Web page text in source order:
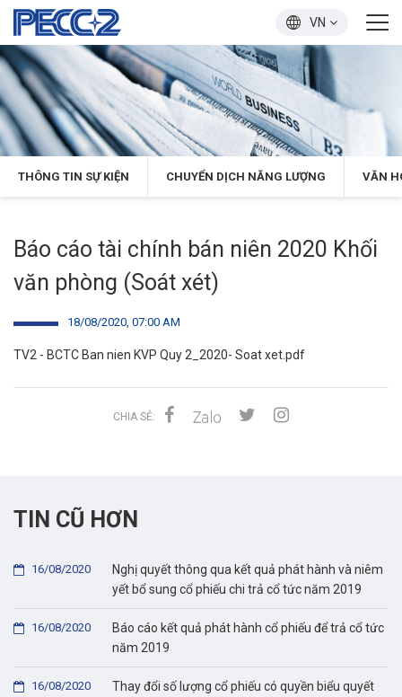
VN
THÔNG TIN SỰ KIỆN CHUYỂN DỊCH NĂNG LƯỢNG VĂN
Báo cáo tài chính bán niên 2020 Khối
văn phòng (Soát xét)
18/08/2020, 07:00 AM
TV2 - BCTC Ban nien KVP Quy 2_2020- Soat xet.pdf
CHIA SẺ:
TIN CŨ HƠN
Nghị quyết thông qua kết quả phát hành và niêm
yết bổ sung cổ phiếu chi trả cổ tức năm 2019
16/08/2020
Báo cáo kết quả phát hành cổ phiếu để trả cổ tức
năm 2019
16/08/2020
Thay đổi số lượng cổ phiếu có quyền biểu quyết
16/08/2020